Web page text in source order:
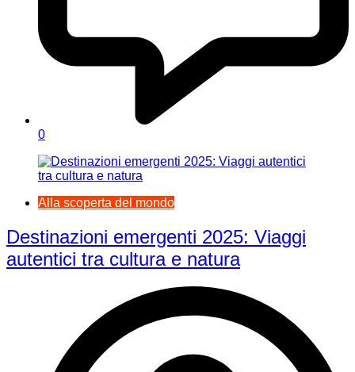
0
Alla scoperta del mondo
Destinazioni emergenti 2025: Viaggi
autentici tra cultura e natura